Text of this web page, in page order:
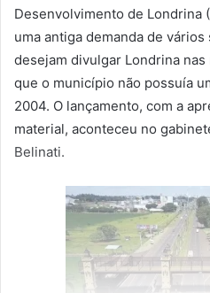
Desenvolvimento de Londrina
uma antiga demanda de
desejam divulgar Londrina
que o município não possuía
2004. O lançamento, com a
material, aconteceu no
Belinati.